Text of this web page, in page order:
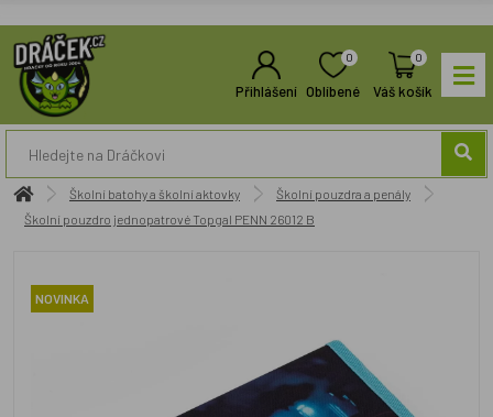
Přihlášení
0
Oblíbené
0
Váš košík
Školní batohy a školní aktovky
Školní pouzdra a penály
Školní pouzdro jednopatrové Topgal PENN 26012 B
NOVINKA